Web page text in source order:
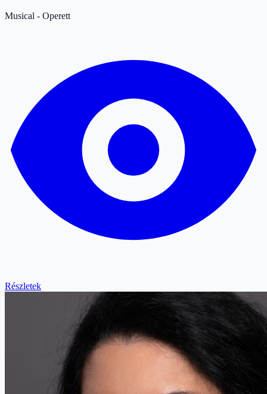
Musical - Operett
Részletek